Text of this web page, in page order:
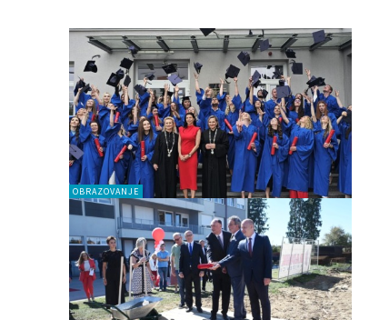
OBRAZOVANJE